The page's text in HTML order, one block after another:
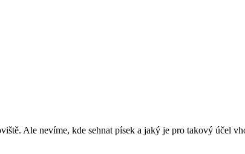
Ale nevíme, kde sehnat písek a jaký je pro takový účel